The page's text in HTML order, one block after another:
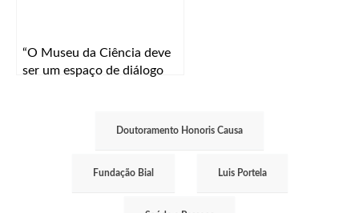
“O Museu da Ciência deve
ser um espaço de diálogo
Doutoramento Honoris Causa
Fundação Bial Luis Portela